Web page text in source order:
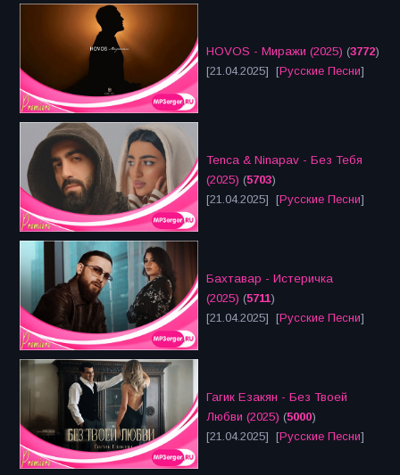
HOVOS - Миражи (2025) (3772)
[21.04.2025] [Русские Песни]
Tenca & Ninapav - Без Тебя
(2025) (5703)
[21.04.2025] [Русские Песни]
Бахтавар - Истеричка
(2025) (5711)
[21.04.2025] [Русские Песни]
Гагик Езакян - Без Твоей
Любви (2025) (5000)
[21.04.2025] [Русские Песни]